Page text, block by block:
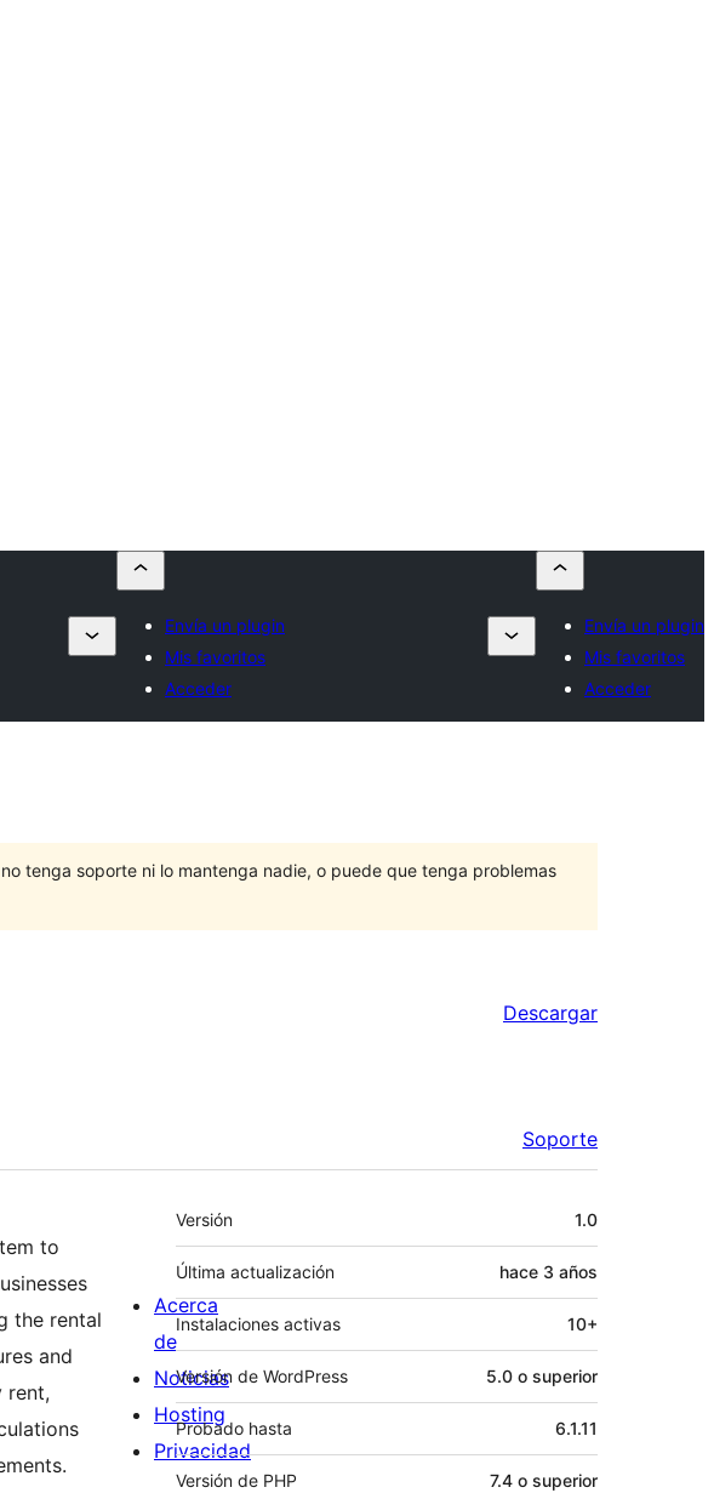
Envía un plugin
Mis favoritos
Acceder
Envía un plugin
Mis favoritos
Acceder
tenga soporte ni lo mantenga nadie, o puede que tenga problemas
Descargar
Soporte
to
the rental
and
rent,
Meta
Versión 1.0
Última actualización hace 3 años
Instalaciones activas 10+
Versión de WordPress 5.0 o superior
Probado hasta 6.1.11
Versión de PHP 7.4 o superior
Acerca
de
Noticias
Hosting
Privacidad